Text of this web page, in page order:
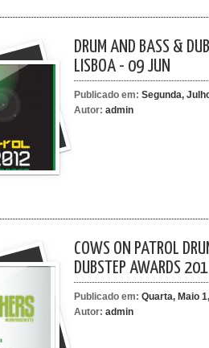
DRUM AND BASS &
LISBOA - 09 JUN
Publicado em: Segunda,
Autor: admin
COWS ON PATROL
DUBSTEP AWARDS
Publicado em: Quarta, Maio
Autor: admin